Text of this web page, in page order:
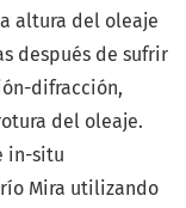
altura del oleaje
después de sufrir
difracción,
del oleaje.
in-situ
Mira utilizando